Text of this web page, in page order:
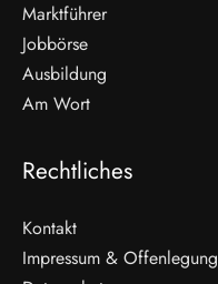
Marktführer
Jobbörse
Ausbildung
Am Wort
Rechtliches
Kontakt
Impressum & Offenlegung